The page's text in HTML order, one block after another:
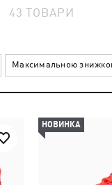
43ТОВАРИ
Максимальною
НОВИНКА